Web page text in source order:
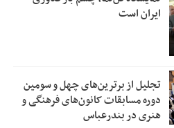
ایران است
تجلیل از بر‌ترین‌های چهل و سومین
دوره مسابقات کانون‌های فرهنگی و
هنری در بندرعباس